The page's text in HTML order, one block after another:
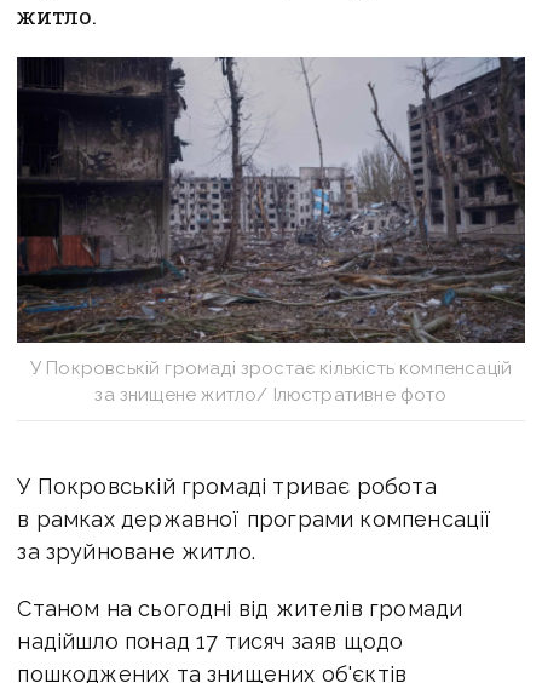
житло.
У Покровській громаді зростає кількість компенсацій
за знищене житло/ Ілюстративне фото
У Покровській громаді триває робота
в рамках державної програми компенсації
за зруйноване житло.
Станом на сьогодні від жителів громади
надійшло понад 17 тисяч заяв щодо
пошкоджених та знищених об'єктів